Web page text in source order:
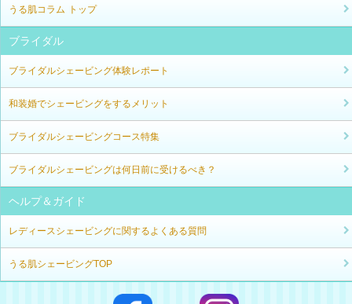
うる肌コラム トップ
ブライダル
ブライダルシェービング体験レポート
和装婚でシェービングをするメリット
ブライダルシェービングコース特集
ブライダルシェービングは何日前に受けるべき？
ヘルプ＆ガイド
レディースシェービングに関するよくある質問
うる肌シェービングTOP